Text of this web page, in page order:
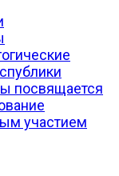
посвящается
участием